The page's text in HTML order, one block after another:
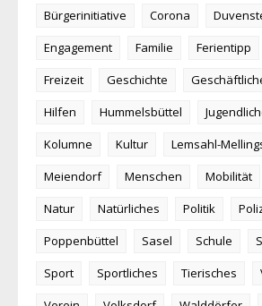
Bürgerinitiative
Corona
Engagement
Familie Ferientipp
Freizeit
Geschichte
Hilfen
Hummelsbüttel
Kolumne
Kultur
Lemsahl-
Meiendorf
Menschen Mobilität
Natur
Natürliches Politik
Poppenbüttel
Sasel Schule
Sport
Sportliches Tierisches